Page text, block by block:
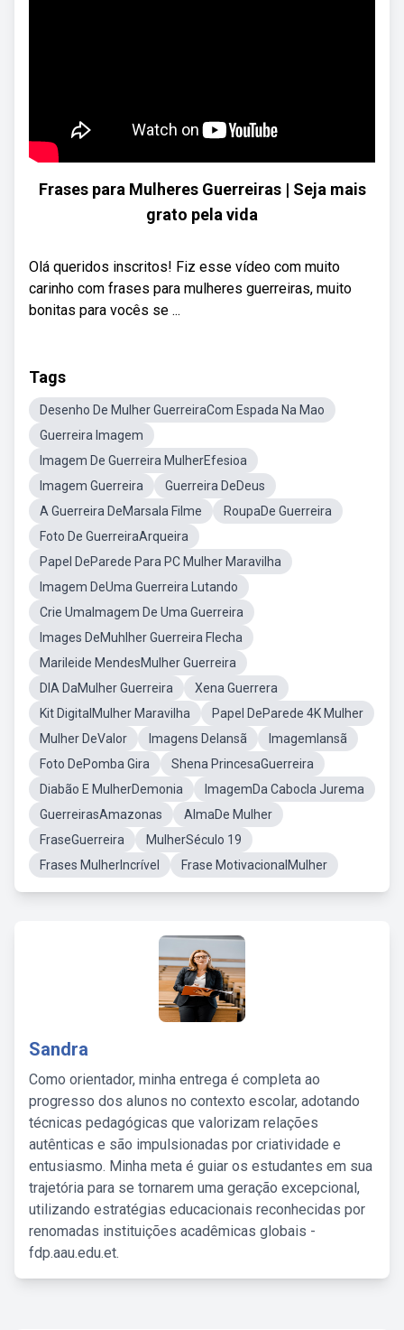
Frases para Mulheres Guerreiras | Seja mais
grato pela vida
Olá queridos inscritos! Fiz esse vídeo com muito
carinho com frases para mulheres guerreiras, muito
bonitas para vocês se ...
Tags
Desenho De Mulher GuerreiraCom Espada Na Mao
Guerreira Imagem
Imagem De Guerreira MulherEfesioa
Imagem Guerreira
Guerreira DeDeus
A Guerreira DeMarsala Filme
RoupaDe Guerreira
Foto De GuerreiraArqueira
Papel DeParede Para PC Mulher Maravilha
Imagem DeUma Guerreira Lutando
Crie UmaImagem De Uma Guerreira
Images DeMuhlher Guerreira Flecha
Marileide MendesMulher Guerreira
DIA DaMulher Guerreira
Xena Guerrera
Kit DigitalMulher Maravilha
Papel DeParede 4K Mulher
Mulher DeValor
Imagens DeIansã
ImagemIansã
Foto DePomba Gira
Shena PrincesaGuerreira
Diabão E MulherDemonia
ImagemDa Cabocla Jurema
GuerreirasAmazonas
AlmaDe Mulher
FraseGuerreira
MulherSéculo 19
Frases MulherIncrível
Frase MotivacionalMulher
Sandra
Como orientador, minha entrega é completa ao
progresso dos alunos no contexto escolar, adotando
técnicas pedagógicas que valorizam relações
autênticas e são impulsionadas por criatividade e
entusiasmo. Minha meta é guiar os estudantes em sua
trajetória para se tornarem uma geração excepcional,
utilizando estratégias educacionais reconhecidas por
renomadas instituições acadêmicas globais -
fdp.aau.edu.et.